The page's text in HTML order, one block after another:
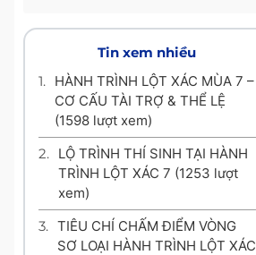
Tin xem nhiều
1.
HÀNH TRÌNH LỘT XÁC MÙA 7 –
CƠ CẤU TÀI TRỢ & THỂ LỆ
(1598 lượt xem)
2.
LỘ TRÌNH THÍ SINH TẠI HÀNH
TRÌNH LỘT XÁC 7 (1253 lượt
xem)
3. TIÊU CHÍ CHẤM ĐIỂM VÒNG
SƠ LOẠI HÀNH TRÌNH LỘT XÁC